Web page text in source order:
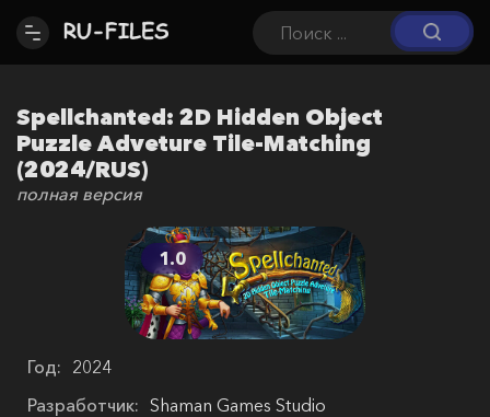
Spellchanted: 2D Hidden Object
Puzzle Adveture Tile-Matching
(2024/RUS)
полная версия
1.0
Год: 2024
Разработчик: Shaman Games Studio